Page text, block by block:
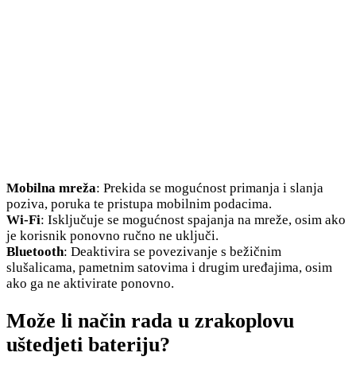
Mobilna mreža: Prekida se mogućnost primanja i slanja
poziva, poruka te pristupa mobilnim podacima.
Wi-Fi: Isključuje se mogućnost spajanja na mreže, osim ako
je korisnik ponovno ručno ne uključi.
Bluetooth: Deaktivira se povezivanje s bežičnim
slušalicama, pametnim satovima i drugim uređajima, osim
ako ga ne aktivirate ponovno.
Može li način rada u zrakoplovu
uštedjeti bateriju?